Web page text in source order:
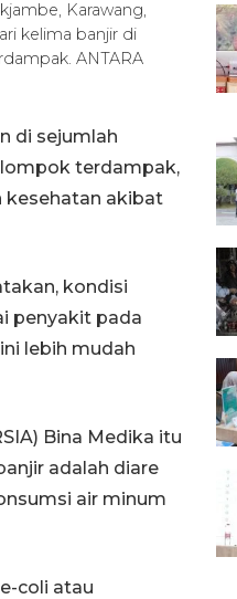
Karawang,
kelima banjir di
ANTARA
di sejumlah
terdampak,
kesehatan akibat
kondisi
penyakit pada
lebih mudah
Bina Medika itu
adalah diare
air minum
coli atau